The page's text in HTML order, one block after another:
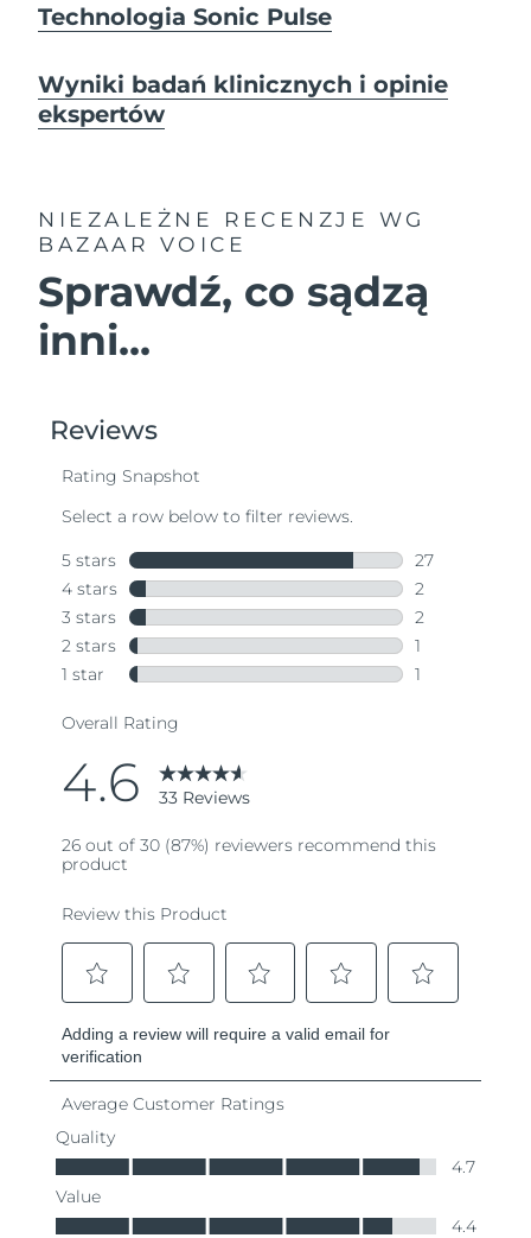
Technologia Sonic Pulse
Wyniki badań klinicznych i opinie
ekspertów
NIEZALEŻNE RECENZJE
WG
BAZAAR VOICE
Sprawdź, co sądzą
inni...